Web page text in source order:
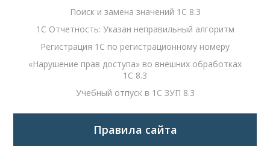
Поиск и замена значений 1С 8.3
1С Отчетность: Указан неправильный алгоритм
Регистрация 1С по регистрационному номеру
«Нарушение прав доступа» во внешних обработках
1С 8.3
Учебный отпуск в 1С ЗУП 8.3
Правила сайта